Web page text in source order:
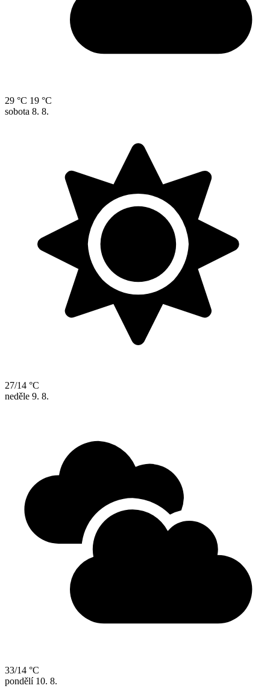
29 °C 19 °C
sobota 8. 8.
27/14 °C
neděle 9. 8.
33/14 °C
pondělí 10. 8.